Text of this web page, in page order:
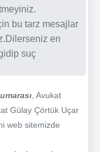
bu tarz mesajlar
en
suç
, Avukat
Gülay Çörtük Uçar
web sitemizde